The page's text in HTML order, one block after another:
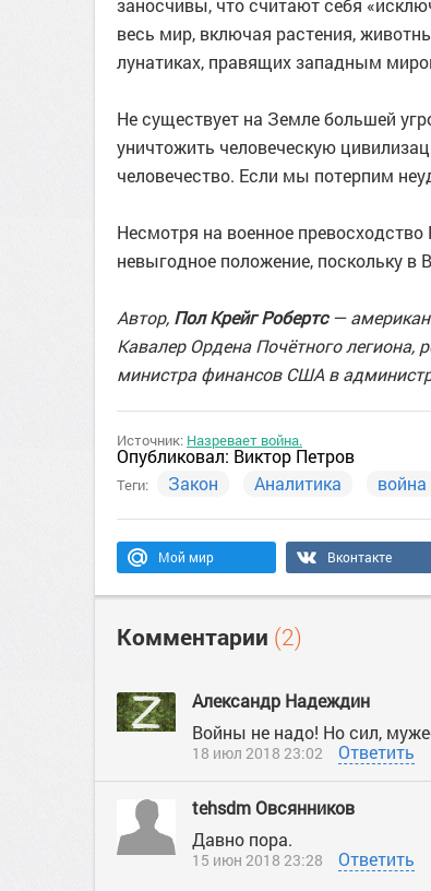
заносчивы, что считают себя
весь мир, включая растения,
лунатиках, правящих западным
Не существует на Земле большей
уничтожить человеческую
человечество. Если мы потерпим
Несмотря на военное превосходство
невыгодное положение, поскольку в
Автор, Пол Крейг Робертс—
Кавалер Ордена Почётного
министра финансов США в
Источник: Назревает война.
Опубликовал: Виктор Петров
Теги: Закон Аналитика война
Мой мир Вконтакте
Комментарии (2)
Александр Надеждин
Войны не надо! Но сил,
18 июл 2018 23:02 Ответить
tehsdm Овсянников
Давно пора.
15 июн 2018 23:28 Ответить